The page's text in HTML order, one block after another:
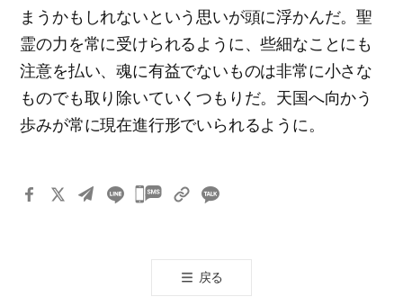
まうかもしれないという思いが頭に浮かんだ。聖
霊の力を常に受けられるように、些細なことにも
注意を払い、魂に有益でないものは非常に小さな
ものでも取り除いていくつもりだ。天国へ向かう
歩みが常に現在進行形でいられるように。
카
톡
공
戻る